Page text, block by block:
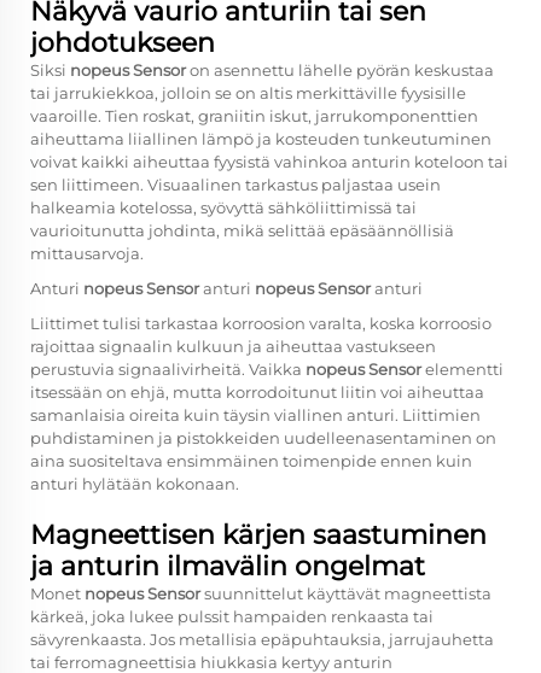
Näkyvä vaurio anturiin tai sen
johdotukseen
Siksi nopeus Sensoron asennettu lähelle pyörän keskustaa
tai jarrukiekkoa, jolloin se on altis merkittäville fyysisille
vaaroille. Tien roskat, graniitin iskut, jarrukomponenttien
aiheuttama liiallinen lämpö ja kosteuden tunkeutuminen
voivat kaikki aiheuttaa fyysistä vahinkoa anturin koteloon tai
sen liittimeen. Visuaalinen tarkastus paljastaa usein
halkeamia kotelossa, syövyttä sähköliittimissä tai
vaurioitunutta johdinta, mikä selittää epäsäännöllisiä
mittausarvoja.
Anturi nopeus Sensoranturi nopeus Sensoranturi
Liittimet tulisi tarkastaa korroosion varalta, koska korroosio
rajoittaa signaalin kulkuun ja aiheuttaa vastukseen
perustuvia signaalivirheitä. Vaikka nopeus Sensorelementti
itsessään on ehjä, mutta korrodoitunut liitin voi aiheuttaa
samanlaisia oireita kuin täysin viallinen anturi. Liittimien
puhdistaminen ja pistokkeiden uudelleenasentaminen on
aina suositeltava ensimmäinen toimenpide ennen kuin
anturi hylätään kokonaan.
Magneettisen kärjen saastuminen
ja anturin ilmavälin ongelmat
Monet nopeus Sensorsuunnittelut käyttävät magneettista
kärkeä, joka lukee pulssit hampaiden renkaasta tai
sävyrenkaasta. Jos metallisia epäpuhtauksia, jarrujauhetta
tai ferromagneettisia hiukkasia kertyy anturin